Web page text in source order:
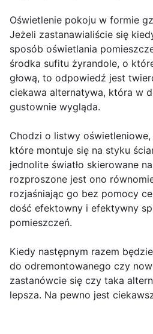
Oświetlenie pokoju w formie
Jeżeli zastanawialiście się
sposób oświetlania
środka sufitu żyrandole, o
głową, to odpowiedź jest
ciekawa alternatywa, która w
gustownie wygląda.
Chodzi o listwy
które montuje się na styku
jednolite światło skierowane
rozproszone jest ono
rozjaśniając go bez pomocy
dość efektowny i efektywny
pomieszczeń.
Kiedy następnym razem
do odremontowanego czy
zastanówcie się czy taka
lepsza. Na pewno jest